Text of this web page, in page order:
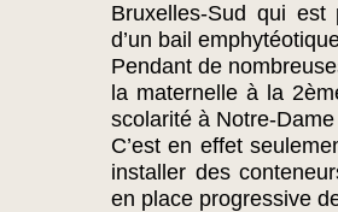
Bruxelles-Sud qui
d’un bail
Pendant de
la maternelle à la
scolarité à Notre-
C’est en effet
installer des
en place progressive